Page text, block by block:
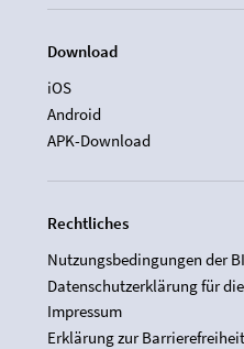
Download
iOS
Android
APK-Download
Rechtliches
Nutzungsbedingungen der
Datenschutzerklärung für die
Impressum
Erklärung zur Barrierefreiheit